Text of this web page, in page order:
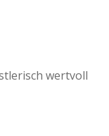
wertvoll